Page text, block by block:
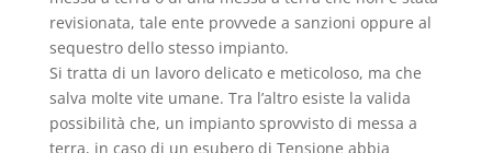
revisionata, tale ente provvede a sanzioni oppure al
sequestro dello stesso impianto.
Si tratta di un lavoro delicato e meticoloso, ma che
salva molte vite umane. Tra l’altro esiste la valida
possibilità che, un impianto sprovvisto di messa a
terra, in caso di un esubero di Tensione abbia